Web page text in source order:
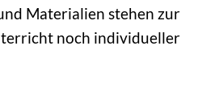
Materialien stehen zur
noch individueller